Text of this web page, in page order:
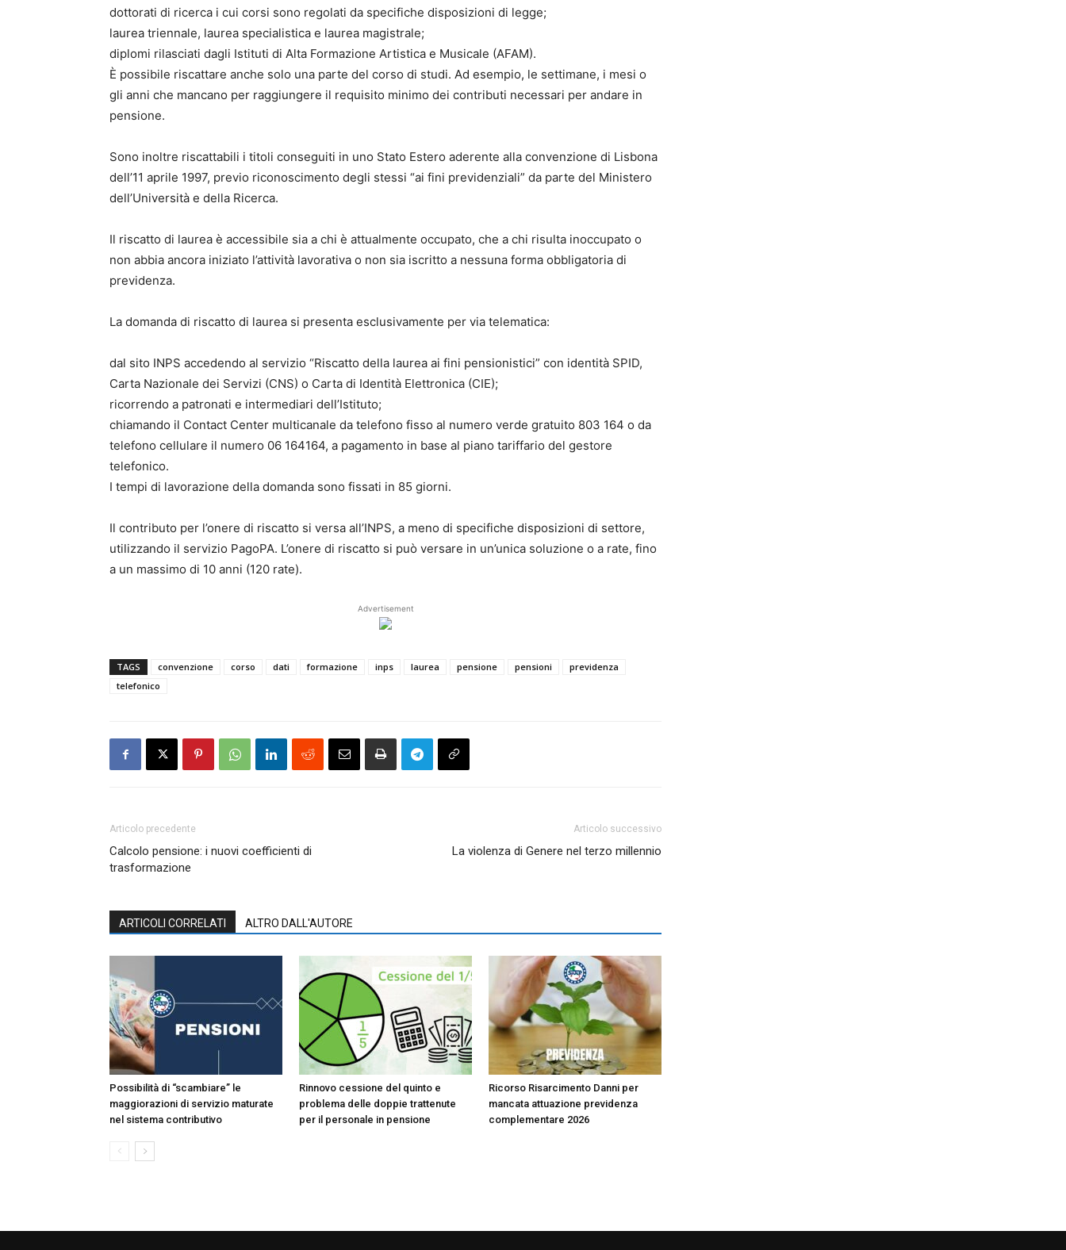
dottorati di ricerca i cui corsi sono regolati da specifiche disposizioni di legge;
laurea triennale, laurea specialistica e laurea magistrale;
diplomi rilasciati dagli Istituti di Alta Formazione Artistica e Musicale (AFAM).
È possibile riscattare anche solo una parte del corso di studi. Ad esempio, le settimane, i mesi o
gli anni che mancano per raggiungere il requisito minimo dei contributi necessari per andare in
pensione.
Sono inoltre riscattabili i titoli conseguiti in uno Stato Estero aderente alla convenzione di Lisbona
dell’11 aprile 1997, previo riconoscimento degli stessi “ai fini previdenziali” da parte del Ministero
dell’Università e della Ricerca.
Il riscatto di laurea è accessibile sia a chi è attualmente occupato, che a chi risulta inoccupato o
non abbia ancora iniziato l’attività lavorativa o non sia iscritto a nessuna forma obbligatoria di
previdenza.
La domanda di riscatto di laurea si presenta esclusivamente per via telematica:
dal sito INPS accedendo al servizio “Riscatto della laurea ai fini pensionistici” con identità SPID,
Carta Nazionale dei Servizi (CNS) o Carta di Identità Elettronica (CIE);
ricorrendo a patronati e intermediari dell’Istituto;
chiamando il Contact Center multicanale da telefono fisso al numero verde gratuito 803 164 o da
telefono cellulare il numero 06 164164, a pagamento in base al piano tariffario del gestore
telefonico.
I tempi di lavorazione della domanda sono fissati in 85 giorni.
Il contributo per l’onere di riscatto si versa all’INPS, a meno di specifiche disposizioni di settore,
utilizzando il servizio PagoPA. L’onere di riscatto si può versare in un’unica soluzione o a rate, fino
a un massimo di 10 anni (120 rate).
Advertisement
TAGS convenzione corso dati formazione inps laurea pensione pensioni
previdenza
telefonico
Articolo precedente
Calcolo pensione: i nuovi coefficienti di
trasformazione
Articolo successivo
La violenza di Genere nel terzo millennio
ARTICOLI CORRELATI ALTRO DALL'AUTORE
Possibilità di “scambiare” le
maggiorazioni di servizio maturate
nel sistema contributivo
Rinnovo cessione del quinto e
problema delle doppie trattenute
per il personale in pensione
Ricorso Risarcimento Danni per
mancata attuazione previdenza
complementare 2026